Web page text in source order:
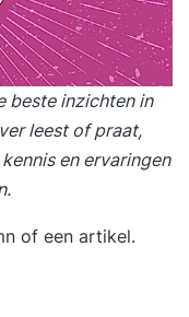
beste inzichten in
leest of praat,
en ervaringen
of een artikel.